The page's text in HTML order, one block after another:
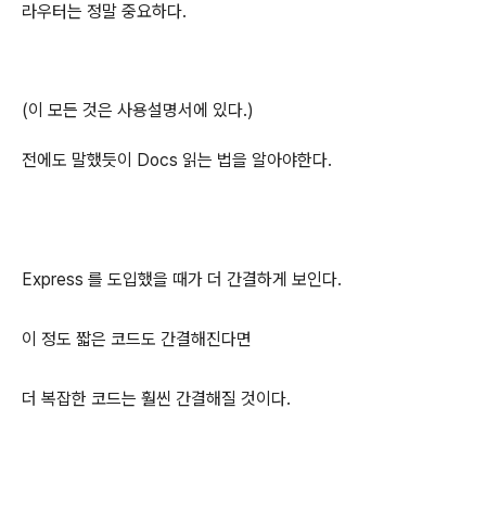
라우터는 정말 중요하다.
(이 모든 것은 사용설명서에 있다.)
전에도 말했듯이 Docs 읽는 법을 알아야한다.
Express 를 도입했을 때가 더 간결하게 보인다.
이 정도 짧은 코드도 간결해진다면
더 복잡한 코드는 훨씬 간결해질 것이다.